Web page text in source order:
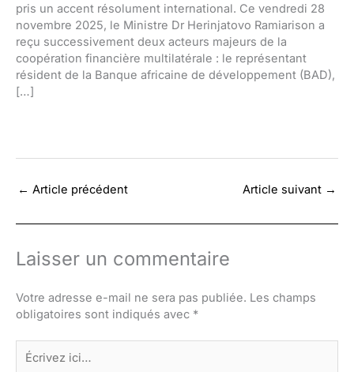
pris un accent résolument international. Ce vendredi 28
novembre 2025, le Ministre Dr Herinjatovo Ramiarison a
reçu successivement deux acteurs majeurs de la
coopération financière multilatérale : le représentant
résident de la Banque africaine de développement (BAD),
[…]
← Article précédent Article suivant →
Laisser un commentaire
Votre adresse e-mail ne sera pas publiée. Les champs
obligatoires sont indiqués avec *
Écrivez
ici…